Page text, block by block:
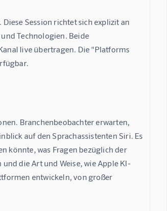
Session richtet sich explizit an
Technologien. Beide
live übertragen. Die "Platforms
Branchenbeobachter erwarten,
auf den Sprachassistenten Siri. Es
könnte, was Fragen bezüglich der
die Art und Weise, wie Apple KI-
entwickeln, von großer